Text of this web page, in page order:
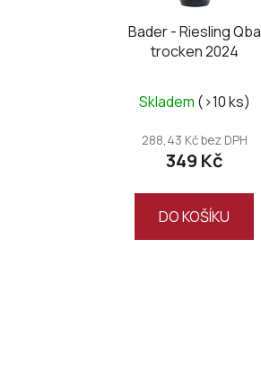
Bader - Riesling Qba
trocken 2024
Skladem (>10 ks)
288,43 Kč bez DPH
349 Kč
DO KOŠÍKU